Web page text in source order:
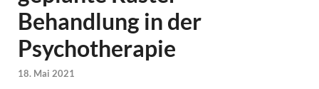
Behandlung in der
Psychotherapie
18. Mai 2021